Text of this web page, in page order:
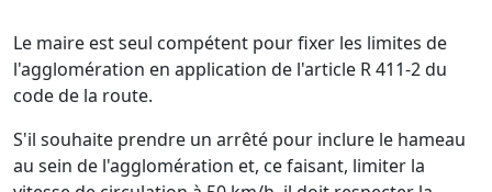
Le maire est seul compétent pour fixer les limites de
l'agglomération en application de l'article R 411-2 du
code de la route.
S'il souhaite prendre un arrêté pour inclure le hameau
au sein de l'agglomération et, ce faisant, limiter la